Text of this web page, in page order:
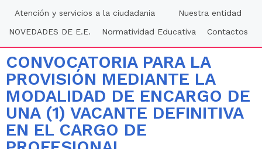
Atención y servicios a la ciudadania
Nuestra entidad
NOVEDADES DE E.E.
Normatividad Educativa Contactos
CONVOCATORIA PARA LA
PROVISIÓN MEDIANTE LA
MODALIDAD DE ENCARGO DE
UNA (1) VACANTE DEFINITIVA
EN EL CARGO DE